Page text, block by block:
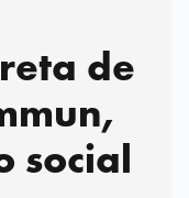
de
social